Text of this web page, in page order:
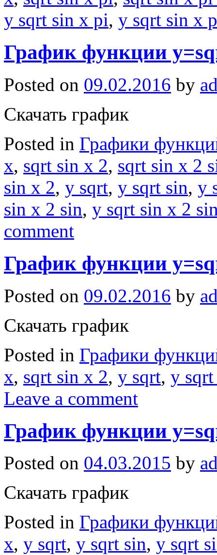
y sqrt sin x pi, y sqrt sin x
График функции
Posted on 09.02.2016 by
Скачать график
Posted in Графики
x, sqrt sin x 2, sqrt sin x 2
sin x 2, y sqrt, y sqrt sin, y
sin x 2 sin, y sqrt sin x 2
comment
График функции
Posted on 09.02.2016 by
Скачать график
Posted in Графики
x, sqrt sin x 2, y sqrt, y
Leave a comment
График функции
Posted on 04.03.2015 by
Скачать график
Posted in Графики
x, y sqrt, y sqrt sin, y sqrt